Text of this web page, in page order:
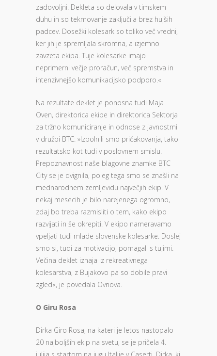
zadovoljni. Dekleta so delovala v timskem
duhu in so tekmovanje zaključila brez hujših
padcev. Dosežki kolesark so toliko več vredni,
ker jih je spremljala skromna, a izjemno
zavzeta ekipa. Tuje kolesarke imajo
neprimerni večje proračun, več spremstva in
intenzivnejšo komunikacijsko podporo.«
Na rezultate deklet je ponosna tudi Maja
Oven, direktorica ekipe in direktorica Sektorja
za tržno komuniciranje in odnose z javnostmi
v družbi BTC: »Izpolnili smo pričakovanja, tako
rezultatsko kot tudi v poslovnem smislu.
Prepoznavnost naše blagovne znamke BTC
City se je dvignila, poleg tega smo se znašli na
mednarodnem zemljevidu največjih ekip. V
nekaj mesecih je bilo narejenega ogromno,
zdaj bo treba razmisliti o tem, kako ekipo
razvijati in še okrepiti. V ekipo nameravamo
vpeljati tudi mlade slovenske kolesarke. Doslej
smo si, tudi za motivacijo, pomagali s tujimi.
Večina deklet izhaja iz rekreativnega
kolesarstva, z Bujakovo pa so dobile pravi
zgled«, je povedala Ovnova.
O Giru Rosa
Dirka Giro Rosa, na kateri je letos nastopalo
20 najboljših ekip na svetu, se je pričela 4.